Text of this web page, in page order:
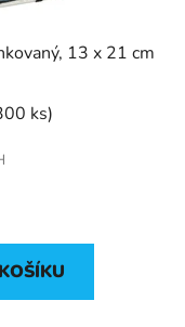
13 x 21 cm
ks)